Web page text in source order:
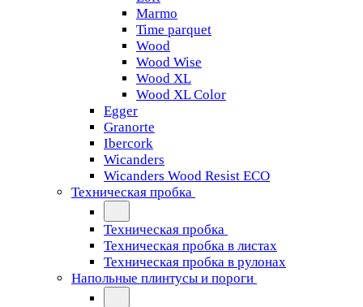
Marmo
Time parquet
Wood
Wood Wise
Wood XL
Wood XL Color
Egger
Granorte
Ibercork
Wicanders
Wicanders Wood Resist ECO
Техническая пробка
Техническая пробка
Техническая пробка в листах
Техническая пробка в рулонах
Напольные плинтусы и пороги